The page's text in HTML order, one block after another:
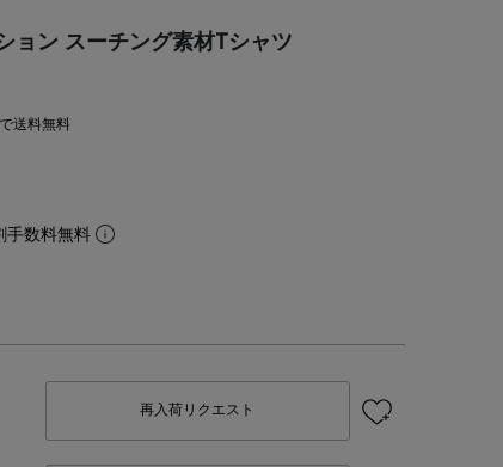
ョン スーチング素材Tシャツ
送料無料
手数料無料
再入荷リクエスト